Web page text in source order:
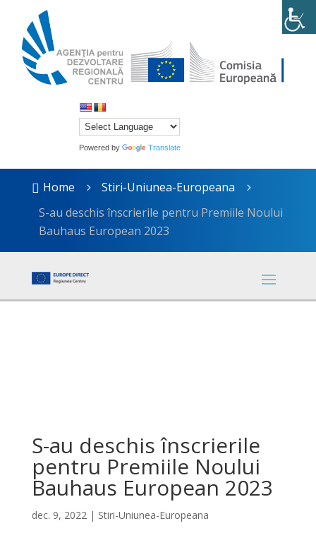
Powered by Translate
 Home 5 Stiri-Uniunea-Europeana 5
S-au deschis înscrierile pentru Premiile Noului
Bauhaus European 2023
S-au deschis înscrierile
pentru Premiile Noului
Bauhaus European 2023
dec. 9, 2022| Stiri-Uniunea-Europeana